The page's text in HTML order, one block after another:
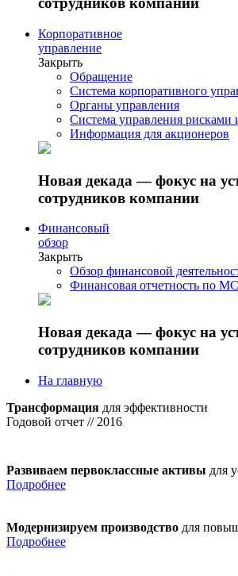
Корпоративное
управление
Закрыть
Обращение
Система корпоративного
Органы управления
Система управления рисками
Информация для акционеров
Новая декада — фокус на
сотрудников компании
Финансовый
обзор
Закрыть
Обзор финансовой
Финансовая отчетность по
Новая декада — фокус на
сотрудников компании
На главную
Трансформация для эффективности
Годовой отчет // 2016
Развиваем первоклассные активы для
Подробнее
Модернизируем производство для
Подробнее